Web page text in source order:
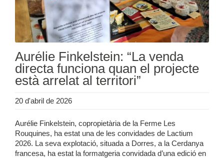
Aurélie Finkelstein: “La venda
directa funciona quan el projecte
està arrelat al territori”
20 d'abril de 2026
Aurélie Finkelstein, copropietària de la Ferme Les
Rouquines, ha estat una de les convidades de Lactium
2026. La seva explotació, situada a Dorres, a la Cerdanya
francesa, ha estat la formatgeria convidada d’una edició en